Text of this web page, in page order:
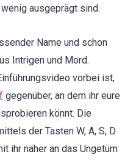
ausgeprägt sind.
Name und schon
Intrigen und Mord.
vorbei ist,
gegenüber, an dem ihr eure
könnt. Die
der Tasten W, A, S, D
ihr näher an das Ungetüm